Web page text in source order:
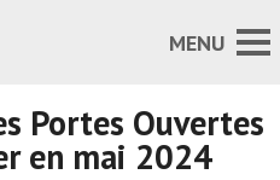
Portes Ouvertes
en mai 2024